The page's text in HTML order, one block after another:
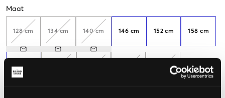
Maat
128 cm 134 cm 140 cm 146 cm 152 cm 158 cm
164 cm 188 cm